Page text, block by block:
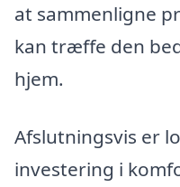
at sammenligne
kan træffe den
hjem.
Afslutningsvis er
investering i